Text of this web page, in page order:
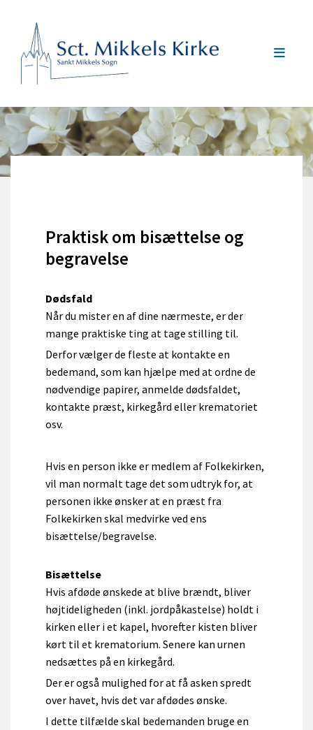
Praktisk om bisættelse og
begravelse
Dødsfald
Når du mister en af dine nærmeste, er der
mange praktiske ting at tage stilling til.
Derfor vælger de fleste at kontakte en
bedemand, som kan hjælpe med at ordne de
nødvendige papirer, anmelde dødsfaldet,
kontakte præst, kirkegård eller krematoriet
osv.
Hvis en person ikke er medlem af Folkekirken,
vil man normalt tage det som udtryk for, at
personen ikke ønsker at en præst fra
Folkekirken skal medvirke ved ens
bisættelse/begravelse.
Bisættelse
Hvis afdøde ønskede at blive brændt, bliver
højtideligheden (inkl. jordpåkastelse) holdt i
kirken eller i et kapel, hvorefter kisten bliver
kørt til et krematorium. Senere kan urnen
nedsættes på en kirkegård.
Der er også mulighed for at få asken spredt
over havet, hvis det var afdødes ønske.
I dette tilfælde skal bedemanden bruge en